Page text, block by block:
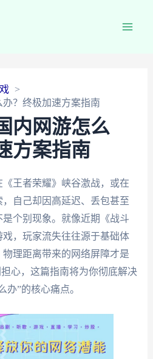
？终极加速方案指南
内网游怎么
方案指南
王者荣耀》峡谷激战，或在
，自己却因高延迟、丢包甚至
个别现象。就像近期《战斗
，玩家流失往往源于基础体
理距离带来的网络屏障才是
担心，这篇指南将为你彻底解决
办”的核心痛点。